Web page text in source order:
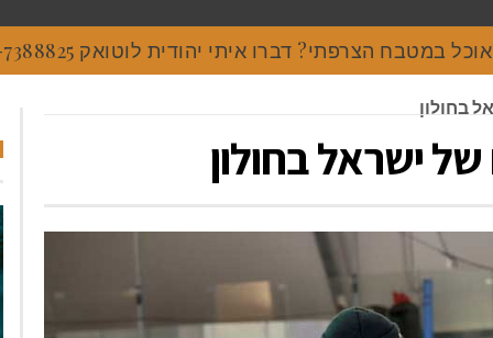
במטבח הצרפתי? דברו איתי יהודית לוטואק 054-7388825.